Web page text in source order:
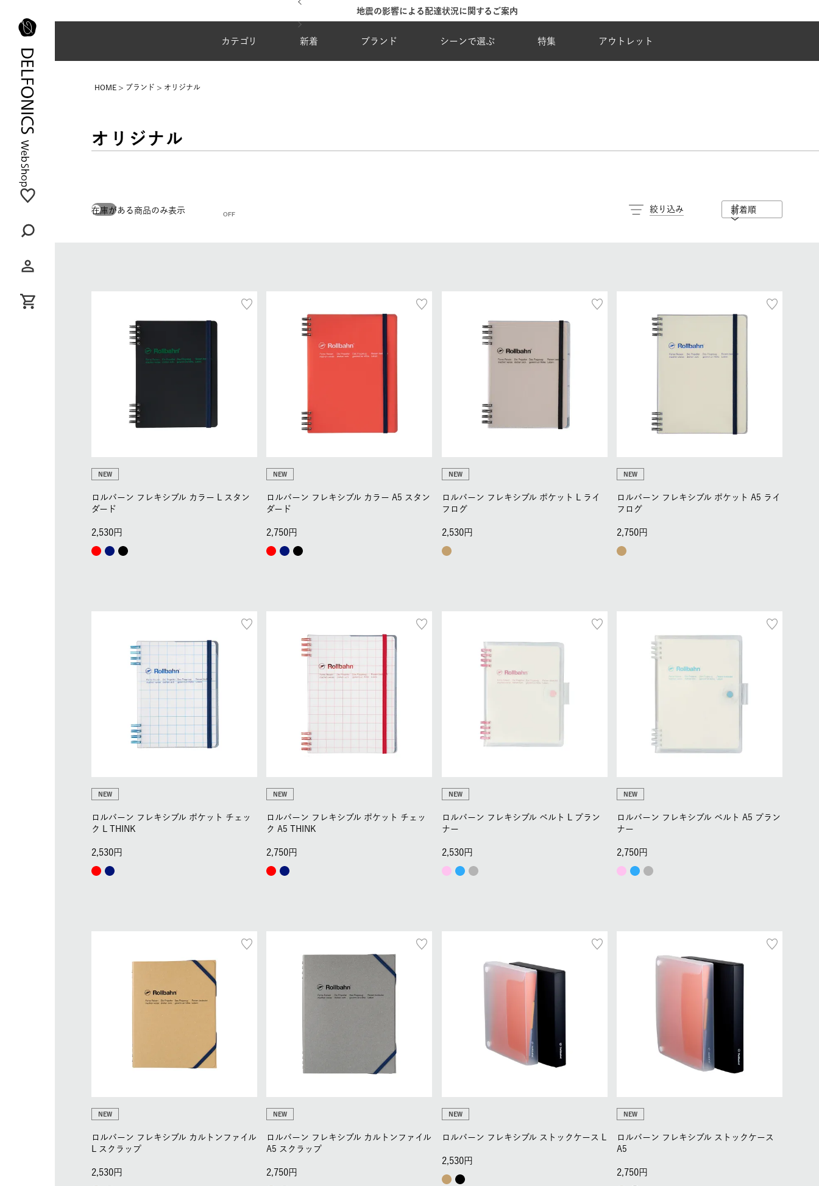
地震の影響による配達状況に関するご案内
カテゴリ 新着 ブランド シーンで選ぶ 特集 アウトレット
HOME ブランド オリジナル
オリジナル
在庫がある商品のみ表示 絞り込み 新着順
NEW
ロルバーン フレキシブル カラー L スタン
ダード
2,530
NEW
ロルバーン フレキシブル カラー A5 スタン
ダード
2,750
NEW
ロルバーン フレキシブル ポケット L ライ
フログ
2,530
NEW
ロルバーン フレキシブル ポケット A5 ライ
フログ
2,750
NEW
ロルバーン フレキシブル ポケット チェッ
ク L THINK
2,530
NEW
ロルバーン フレキシブル ポケット チェッ
ク A5 THINK
2,750
NEW
ロルバーン フレキシブル ベルト L プラン
ナー
2,530
NEW
ロルバーン フレキシブル ベルト A5 プラン
ナー
2,750
NEW
ロルバーン フレキシブル カルトンファイル
L スクラップ
2,530
NEW
ロルバーン フレキシブル カルトンファイル
A5 スクラップ
2,750
NEW
ロルバーン フレキシブル ストックケース L
2,530
NEW
ロルバーン フレキシブル ストックケース
A5
2,750